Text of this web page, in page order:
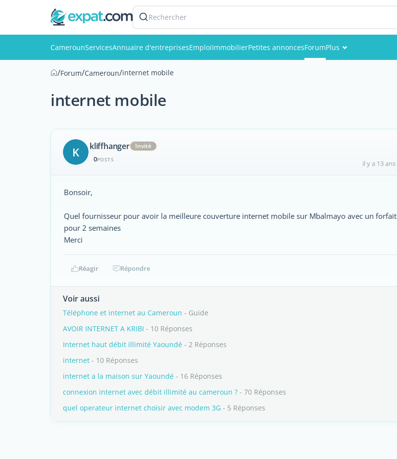
Rechercher
CamerounServicesAnnuaire d'entreprisesEmploiImmobilierPetites annoncesForumPlus
/Forum/Cameroun/internet mobile
internet mobile
K kliffhanger Invité
0POSTS il y a 13 ans
Bonsoir,
Quel fournisseur pour avoir la meilleure couverture internet mobile sur Mbalmayo avec un forfait
pour 2 semaines
Merci
Réagir Répondre
Voir aussi
Téléphone et internet au Cameroun - Guide
AVOIR INTERNET A KRIBI - 10 Réponses
Internet haut débit illimité Yaoundé - 2 Réponses
internet - 10 Réponses
internet a la maison sur Yaoundé - 16 Réponses
connexion internet avec débit illimité au cameroun ? - 70 Réponses
quel operateur internet choisir avec modem 3G - 5 Réponses